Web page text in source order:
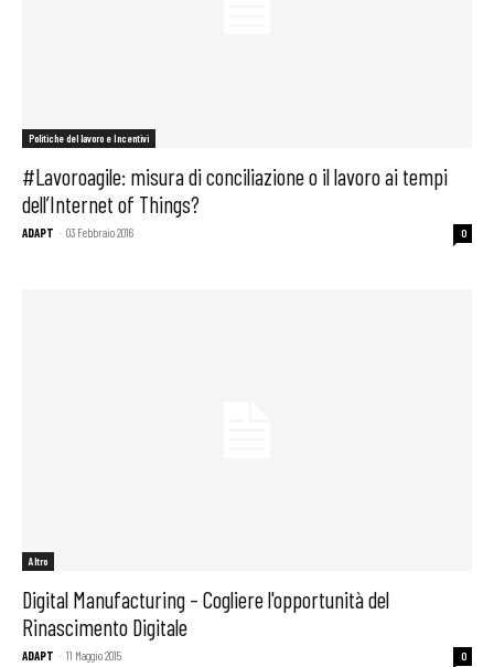
Politiche del lavoro e Incentivi
#Lavoroagile: misura di conciliazione o il lavoro ai tempi
dell’Internet of Things?
ADAPT - 03 Febbraio 2016 0
Altro
Digital Manufacturing – Cogliere l'opportunità del
Rinascimento Digitale
ADAPT - 11 Maggio 2015 0